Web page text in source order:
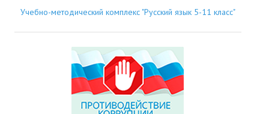
Учебно-методический комплекс "Русский язык 5-11 класс"